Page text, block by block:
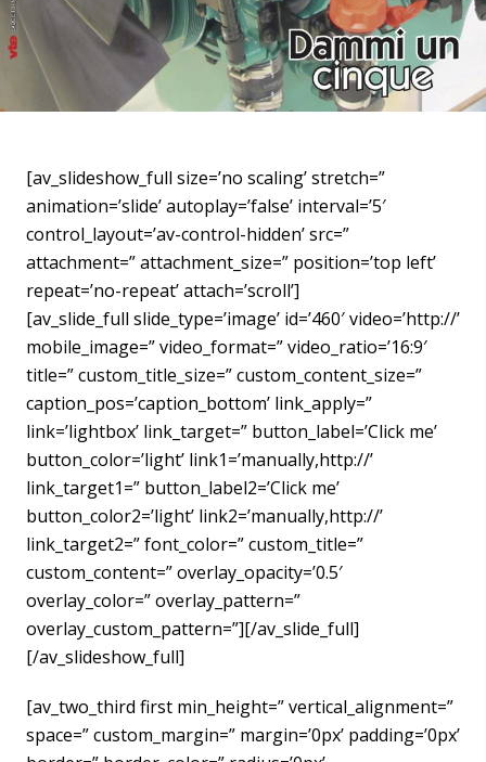
[av_slideshow_full size=’no scaling’ stretch=”
animation=’slide’ autoplay=’false’ interval=’5′
control_layout=’av-control-hidden’ src=”
attachment=” attachment_size=” position=’top left’
repeat=’no-repeat’ attach=’scroll’]
[av_slide_full slide_type=’image’ id=’460′ video=’http://’
mobile_image=” video_format=” video_ratio=’16:9′
title=” custom_title_size=” custom_content_size=”
caption_pos=’caption_bottom’ link_apply=”
link=’lightbox’ link_target=” button_label=’Click me’
button_color=’light’ link1=’manually,http://’
link_target1=” button_label2=’Click me’
button_color2=’light’ link2=’manually,http://’
link_target2=” font_color=” custom_title=”
custom_content=” overlay_opacity=’0.5′
overlay_color=” overlay_pattern=”
overlay_custom_pattern=”][/av_slide_full]
[/av_slideshow_full]
[av_two_third first min_height=” vertical_alignment=”
space=” custom_margin=” margin=’0px’ padding=’0px’